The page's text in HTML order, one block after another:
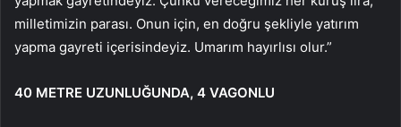
milletimizin parası. Onun için, en doğru şekliyle yatırım
yapma gayreti içerisindeyiz. Umarım hayırlısı olur.”
40 METRE UZUNLUĞUNDA, 4 VAGONLU